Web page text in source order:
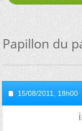
Papillon du
15/08/2011, 18h00